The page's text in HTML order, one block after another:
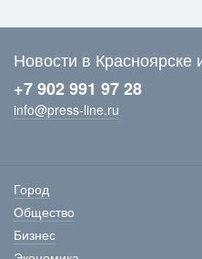
Новости в Красноярске
+7 902 991 97 28
info@press-line.ru
Город
Общество
Бизнес